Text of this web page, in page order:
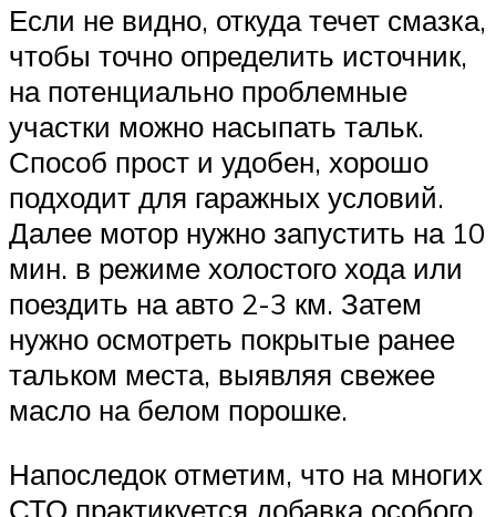
Если не видно, откуда течет смазка,
чтобы точно определить источник,
на потенциально проблемные
участки можно насыпать тальк.
Способ прост и удобен, хорошо
подходит для гаражных условий.
Далее мотор нужно запустить на 10
мин. в режиме холостого хода или
поездить на авто 2-3 км. Затем
нужно осмотреть покрытые ранее
тальком места, выявляя свежее
масло на белом порошке.
Напоследок отметим, что на многих
СТО практикуется добавка особого